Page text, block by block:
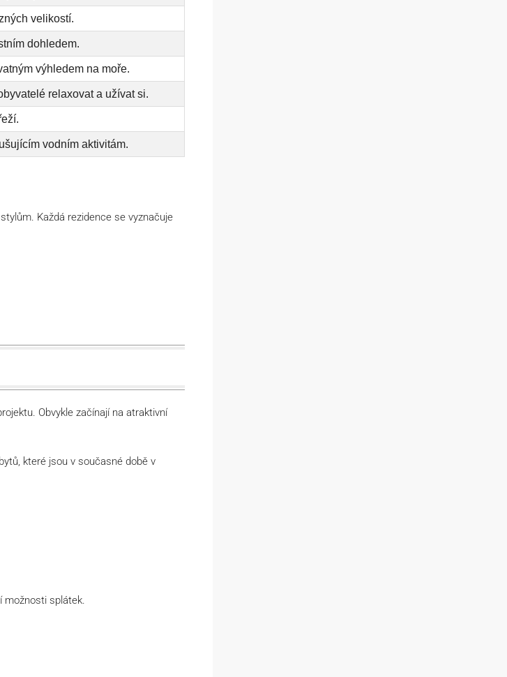
velikostí.
dohledem.
výhledem na moře.
relaxovat a užívat si.
vodním aktivitám.
Každá rezidence se vyznačuje
Obvykle začínají na atraktivní
které jsou v současné době v
možnosti splátek.